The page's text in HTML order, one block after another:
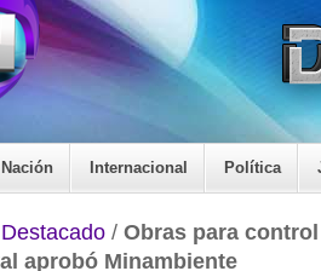
Nación Internacional Política
Destacado / Obras para
aprobó Minambiente